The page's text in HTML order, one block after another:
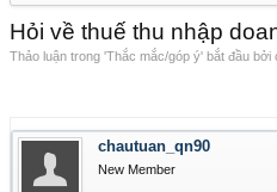
Hỏi về thuế thu nhập
Thảo luận trong 'Thắc mắc/góp ý' bắt đầu bởi
chautuan_qn90
New Member